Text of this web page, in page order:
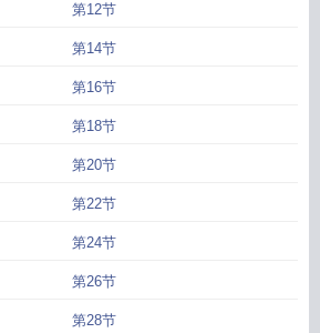
第12节
第14节
第16节
第18节
第20节
第22节
第24节
第26节
第28节